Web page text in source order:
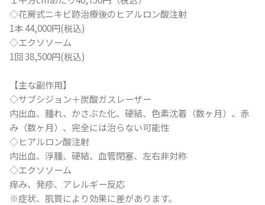
◇花房式ニキビ跡治療後のヒアルロン酸注射
1本 44,000円(税込)
◇エクソソーム
1回 38,500円(税込)
【主な副作用】
◇サブシジョン＋炭酸ガスレーザー
内出血、腫れ、かさぶた化、硬結、色素沈着（数ヶ月）、赤
み（数ヶ月）、完全には治らない可能性
◇ヒアルロン酸注射
内出血、浮腫、硬結、血管閉塞、左右非対称
◇エクソソーム
痒み、発疹、アレルギー反応
※症状、肌質により効果に差があります。